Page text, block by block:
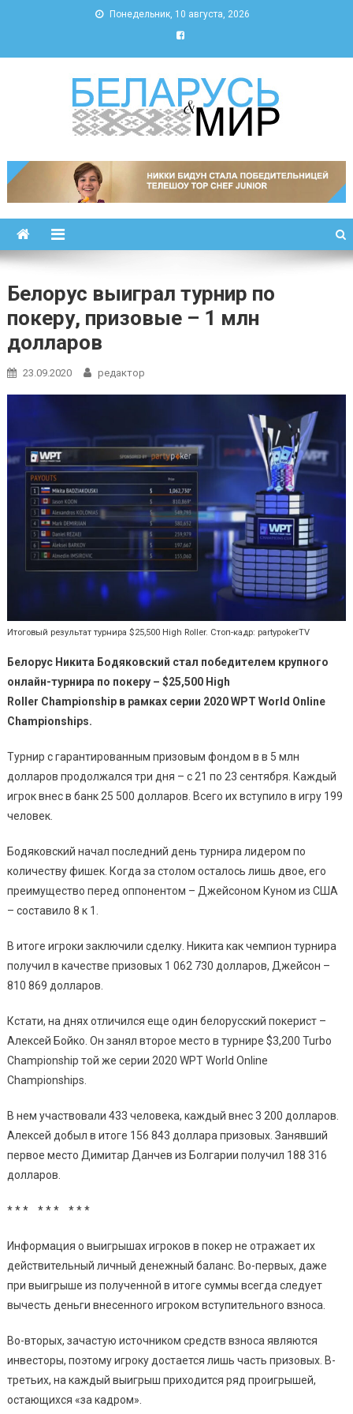
Понедельник, 10 августа, 2026
Беларусь и мир
Белорус выиграл турнир по
покеру, призовые – 1 млн
долларов
23.09.2020 редактор
Итоговый результат турнира $25,500 High Roller. Стоп-кадр: partypokerTV
Белорус Никита Бодяковский стал победителем крупного
онлайн-турнира по покеру – $25,500 High
Roller Championship в рамках серии 2020WPT World Online
Championships.
Турнир с гарантированным призовым фондом в в 5 млн
долларов продолжался три дня – с 21 по 23 сентября. Каждый
игрок внес в банк 25 500 долларов. Всего их вступило в игру 199
человек.
Бодяковский начал последний день турнира лидером по
количеству фишек. Когда за столом осталось лишь двое, его
преимущество перед оппонентом – Джейсоном Куном из США
– составило 8 к 1.
В итоге игроки заключили сделку. Никита как чемпион турнира
получил в качестве призовых 1 062 730 долларов, Джейсон –
810 869 долларов.
Кстати, на днях отличился еще один белорусский покерист –
Алексей Бойко. Он занял второе место в турнире $3,200 Turbo
Championship той же серии 2020 WPT World Online
Championships.
В нем участвовали 433 человека, каждый внес 3 200 долларов.
Алексей добыл в итоге 156 843 доллара призовых. Занявший
первое место Димитар Данчев из Болгарии получил 188 316
долларов.
* * * * * * * * *
Информация о выигрышах игроков в покер не отражает их
действительный личный денежный баланс. Во-первых, даже
при выигрыше из полученной в итоге суммы всегда следует
вычесть деньги внесенного игроком вступительного взноса.
Во-вторых, зачастую источником средств взноса являются
инвесторы, поэтому игроку достается лишь часть призовых. В-
третьих, на каждый выигрыш приходится ряд проигрышей,
остающихся «за кадром».